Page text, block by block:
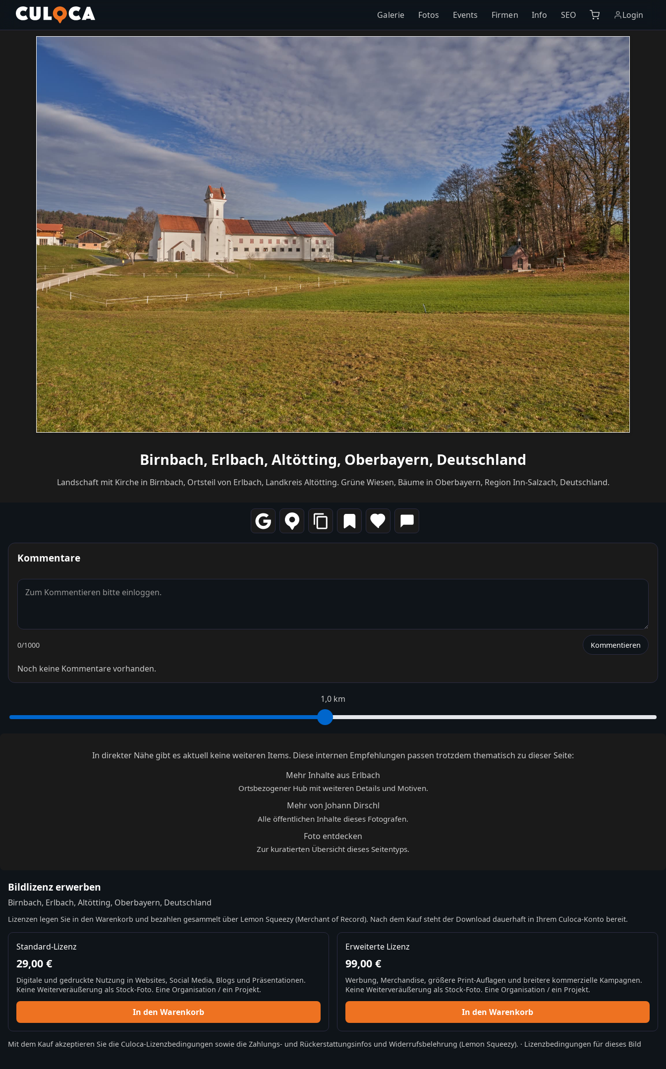
Galerie Fotos Events Firmen Info SEO Login
Birnbach, Erlbach, Altötting, Oberbayern, Deutschland
Landschaft mit Kirche in Birnbach, Ortsteil von Erlbach, Landkreis Altötting. Grüne Wiesen, Bäume in Oberbayern, Region Inn-Salzach, Deutschland.
Kommentare
0/1000 Kommentieren
Noch keine Kommentare vorhanden.
1,0 km
In direkter Nähe gibt es aktuell keine weiteren Items. Diese internen Empfehlungen passen trotzdem thematisch zu dieser Seite:
Mehr Inhalte aus Erlbach
Ortsbezogener Hub mit weiteren Details und Motiven.
Mehr von Johann Dirschl
Alle öffentlichen Inhalte dieses Fotografen.
Foto entdecken
Zur kuratierten Übersicht dieses Seitentyps.
Bildlizenz erwerben
Birnbach, Erlbach, Altötting, Oberbayern, Deutschland
Lizenzen legen Sie in den Warenkorb und bezahlen gesammelt über Lemon Squeezy (Merchant of Record). Nach dem Kauf steht der Download dauerhaft in Ihrem Culoca-Konto bereit.
Standard-Lizenz
29,00 €
Digitale und gedruckte Nutzung in Websites, Social Media, Blogs und Präsentationen.
Keine Weiterveräußerung als Stock-Foto. Eine Organisation / ein Projekt.
In den Warenkorb
Erweiterte Lizenz
99,00 €
Werbung, Merchandise, größere Print-Auflagen und breitere kommerzielle Kampagnen.
Keine Weiterveräußerung als Stock-Foto. Eine Organisation / ein Projekt.
In den Warenkorb
Mit dem Kauf akzeptieren Sie die Culoca-Lizenzbedingungen sowie die Zahlungs- und Rückerstattungsinfos und Widerrufsbelehrung (Lemon Squeezy). · Lizenzbedingungen für dieses Bild